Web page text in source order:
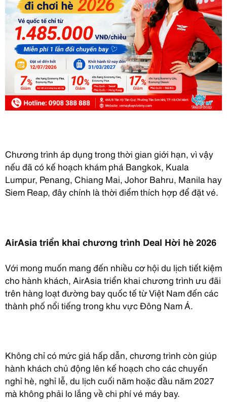
Chương trình áp dụng trong thời gian giới hạn, vì vậy
nếu đã có kế hoạch khám phá Bangkok, Kuala
Lumpur, Penang, Chiang Mai, Johor Bahru, Manila hay
Siem Reap, đây chính là thời điểm thích hợp để đặt vé.
AirAsia triển khai chương trình Deal Hời hè 2026
Với mong muốn mang đến nhiều cơ hội du lịch tiết kiệm
cho hành khách, AirAsia triển khai chương trình ưu đãi
trên hàng loạt đường bay quốc tế từ Việt Nam đến các
thành phố nổi tiếng trong khu vực Đông Nam Á.
Không chỉ có mức giá hấp dẫn, chương trình còn giúp
hành khách chủ động lên kế hoạch cho các chuyến
nghỉ hè, nghỉ lễ, du lịch cuối năm hoặc đầu năm 2027
mà không phải lo lắng về chi phí vé máy bay.